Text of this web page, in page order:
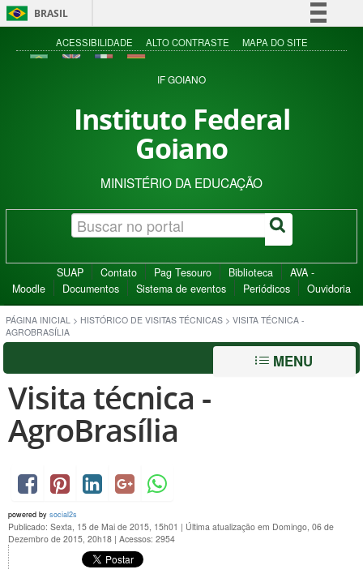
BRASIL
Simplifique!
Acesso à informação
ACESSIBILIDADE ALTO CONTRASTE MAPA DO SITE
IF GOIANO
Instituto Federal
Goiano
MINISTÉRIO DA EDUCAÇÃO
SUAP Contato Pag Tesouro Biblioteca
AVA -
Moodle
Documentos Sistema de eventos Periódicos Ouvidoria
PÁGINA INICIAL > HISTÓRICO DE VISITAS TÉCNICAS > VISITA TÉCNICA -
AGROBRASÍLIA
MENU
Visita técnica -
AgroBrasília
powered by social2s
Publicado: Sexta, 15 de Mai de 2015, 15h01 | Última atualização em Domingo, 06 de
Dezembro de 2015, 20h18 | Acessos: 2954